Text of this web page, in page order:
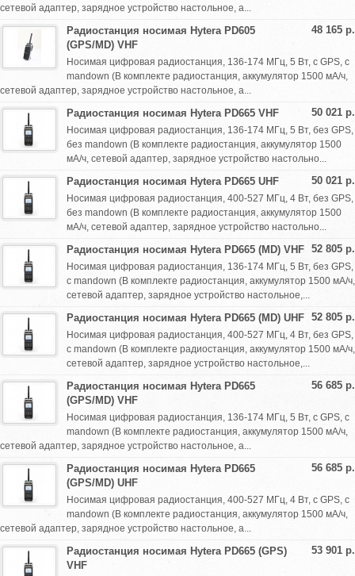
сетевой адаптер, зарядное устройство настольное, а...
48 165 р.
Радиостанция носимая Hytera PD605
(GPS/MD) VHF
Носимая цифровая радиостанция, 136-174 МГц, 5 Вт, с GPS, с
mandown (В комплекте радиостанция, аккумулятор 1500 мА/ч,
сетевой адаптер, зарядное устройство настольное, а...
50 021 р.
Радиостанция носимая Hytera PD665 VHF
Носимая цифровая радиостанция, 136-174 МГц, 5 Вт, без GPS,
без mandown (В комплекте радиостанция, аккумулятор 1500
мА/ч, сетевой адаптер, зарядное устройство настольно...
50 021 р.
Радиостанция носимая Hytera PD665 UHF
Носимая цифровая радиостанция, 400-527 МГц, 4 Вт, без GPS,
без mandown (В комплекте радиостанция, аккумулятор 1500
мА/ч, сетевой адаптер, зарядное устройство настольно...
52 805 р.
Радиостанция носимая Hytera PD665 (MD) VHF
Носимая цифровая радиостанция, 136-174 МГц, 5 Вт, без GPS,
с mandown (В комплекте радиостанция, аккумулятор 1500 мА/ч,
сетевой адаптер, зарядное устройство настольное,...
52 805 р.
Радиостанция носимая Hytera PD665 (MD) UHF
Носимая цифровая радиостанция, 400-527 МГц, 4 Вт, без GPS,
с mandown (В комплекте радиостанция, аккумулятор 1500 мА/ч,
сетевой адаптер, зарядное устройство настольное,...
56 685 р.
Радиостанция носимая Hytera PD665
(GPS/MD) VHF
Носимая цифровая радиостанция, 136-174 МГц, 5 Вт, с GPS, с
mandown (В комплекте радиостанция, аккумулятор 1500 мА/ч,
сетевой адаптер, зарядное устройство настольное, а...
56 685 р.
Радиостанция носимая Hytera PD665
(GPS/MD) UHF
Носимая цифровая радиостанция, 400-527 МГц, 4 Вт, с GPS, с
mandown (В комплекте радиостанция, аккумулятор 1500 мА/ч,
сетевой адаптер, зарядное устройство настольное, а...
53 901 р.
Радиостанция носимая Hytera PD665 (GPS)
VHF